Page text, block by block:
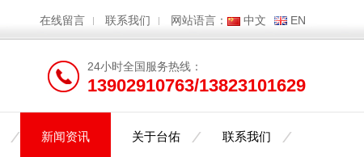
在线留言 联系我们 网站语言： 中文 EN
24小时全国服务热线：
13902910763/13823101629
新闻资讯 关于台佑 联系我们